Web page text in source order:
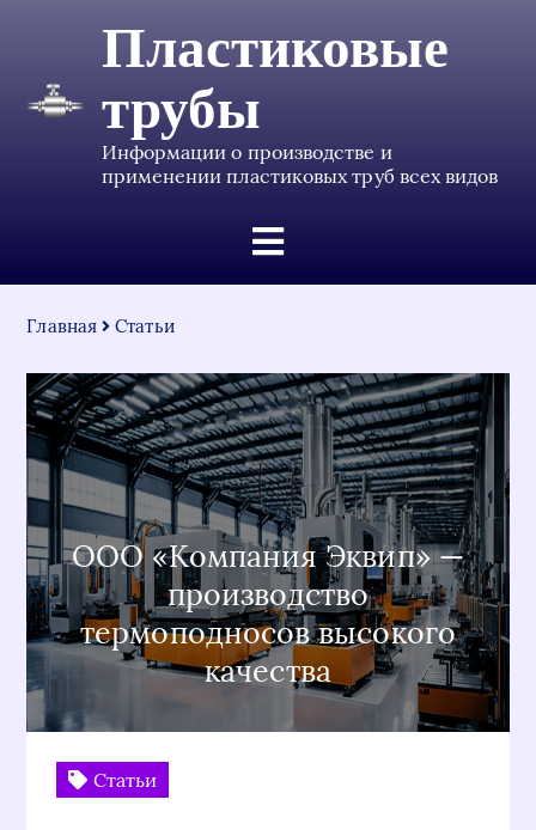
Пластиковые
трубы
Информации о производстве и
применении пластиковых труб всех видов
Главная Статьи
ООО «Компания Эквип» —
производство
термоподносов высокого
качества
Статьи